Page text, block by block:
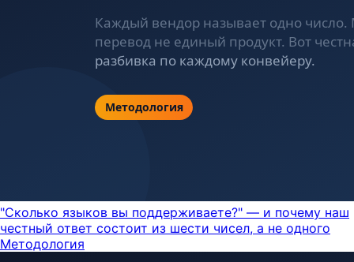
"Сколько языков вы поддерживаете?" — и почему наш
честный ответ состоит из шести чисел, а не одного
Методология